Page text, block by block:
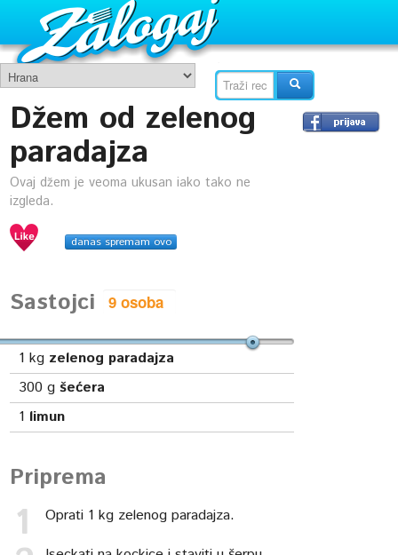
Džem od zelenog
paradajza
Ovaj džem je veoma ukusan iako tako ne
izgleda.
danas spremam ovo
Sastojci
1 kg zelenog paradajza
300 gšećera
1 limun
Priprema
Oprati 1 kg zelenog paradajza.